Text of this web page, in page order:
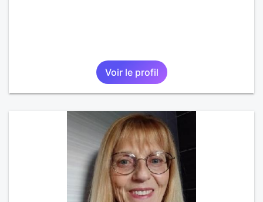
Voir le profil